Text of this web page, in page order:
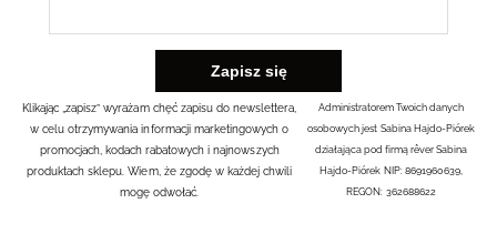
Klikając „zapisz” wyrażam chęć zapisu do newslettera,
w celu otrzymywania informacji marketingowych o
promocjach, kodach rabatowych i najnowszych
produktach sklepu. Wiem, że zgodę w każdej chwili
mogę odwołać.
Administratorem Twoich danych
osobowych jest Sabina Hajdo-Piórek
działająca pod firmą rêver Sabina
Hajdo-Piórek NIP: 8691960639,
REGON: 362688622